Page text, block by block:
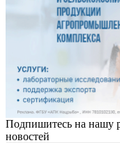
Подпишитесь на нашу
новостей